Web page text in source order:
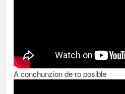
A conchunzion de ro posible